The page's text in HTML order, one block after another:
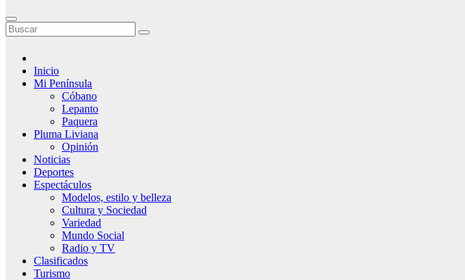
Inicio
Mi Península
Cóbano
Lepanto
Paquera
Pluma Liviana
Opinión
Noticias
Deportes
Espectáculos
Modelos, estilo y belleza
Cultura y Sociedad
Variedad
Mundo Social
Radio y TV
Clasificados
Turismo